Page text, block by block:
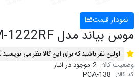
نمودار قیمت
موس بیاند مدل BM-1222RF
اولین نفر باشید که برای این کالا نظر می نویسید
وضعیت کالا: 2 موجود در انبار
کد کالا: PCA-138